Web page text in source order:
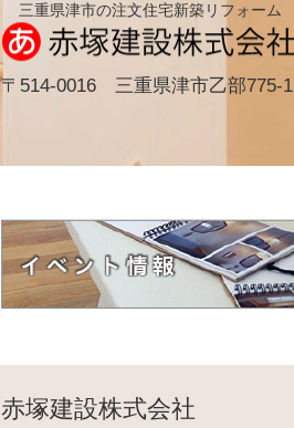
三重県津市の注文住宅新築リフォーム
〒514-0016 三重県津市乙部775-1
赤塚建設株式会社